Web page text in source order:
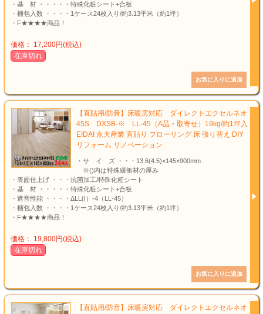
・基 材 ・・・・・特殊化粧シート+合板
・梱包入数 ・・・・1ケース24枚入り/約3.13平米（約1坪）
・F★★★★商品！
価格： 17,200円(税込)
在庫切れ
【直貼用/防音】床暖房対応 ダイレクトエクセルネオ
45S DXSB-※ LL-45（A品・取寄せ）19kg/約1坪入
EIDAI 永大産業 直貼り フローリング 床 張り替え DIY
リフォーム リノベーション
・サ イ ズ ・・・13.6(4.5)×145×900mm
※()内は特殊緩衝材の厚み
・表面仕上げ ・・・抗菌加工/特殊化粧シート
・基 材 ・・・・・特殊化粧シート+合板
・遮音性能 ・・・・ΔLL(I）-4（LL-45）
・梱包入数 ・・・・1ケース24枚入り/約3.13平米（約1坪）
・F★★★★商品！
価格： 19,800円(税込)
在庫切れ
【直貼用/防音】床暖房対応 ダイレクトエクセルネオ